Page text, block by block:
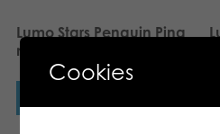
Lumo Stars Penguin Ping
mini plush
Cookies